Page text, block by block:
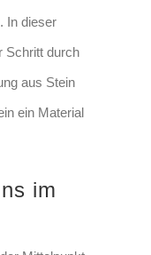
In dieser
Schritt durch
aus Stein
ein Material
im